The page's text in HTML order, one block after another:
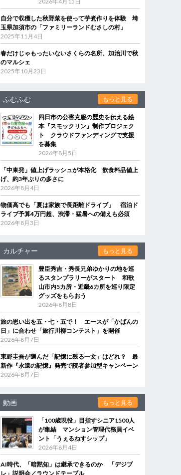
自分で収穫した秋野菜を使って芋煮作りを体験 埼
玉県加須市の「ファミリーランドむさしの村」
2025年11月4日
春だけじゃもったいないさくらの名所、加治川で秋
のマルシェ
2025年10月23日
ふむふむ もっと見る
四日市の公害克服の歴史を伝える絵
本『スモックリン』制作プロジェク
ト クラウドファンディングで支援
を募集
2026年8月5日
「中東発」値上げラッシュが本格化 飲食料品値上
げ、約3年ぶりの多さに
2026年8月4日
物価高でも「夏は家族で長距離ドライブ」 宿泊ド
ライブ予算4万円超、渋滞・猛暑への備えも必須
2026年8月3日
カルチャー もっと見る
豊臣秀吉・秀長兄弟ゆかりの地を巡
るスタンプラリーがスタート 和歌
山市内5カ所・近畿6カ所を巡り限定
グッズをもらおう
2026年8月8日
旅の思い出を五・七・五で！ エースが「かばんの
日」に合わせ「旅行川柳コンテスト」を開催
2026年8月7日
東野圭吾が選んだ「記憶に残る一文」はどれ？ 最
新作『永遠の記憶』発売で読者参加型キャンペーン
2026年8月7日
動画 もっと見る
「100歳現役」目指すシニア1500人
が集結 マンション管理代務員イベ
ント「うぇるねすシップ」
2026年8月4日
AI時代、「暗黙知」は継承できるのか 「デジブ
レ」説明会／ラウンドテーブル